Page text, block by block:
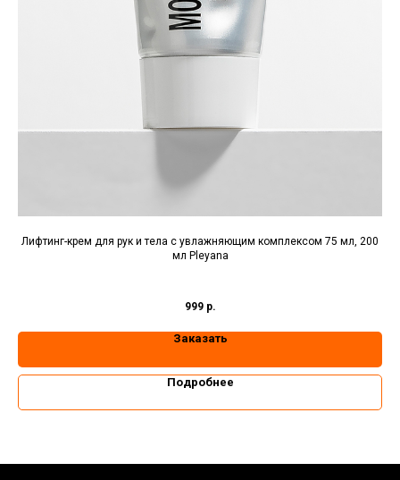
Лифтинг-крем для рук и тела с увлажняющим комплексом 75 мл, 200
мл Pleyana
999 р.
Заказать
Подробнее